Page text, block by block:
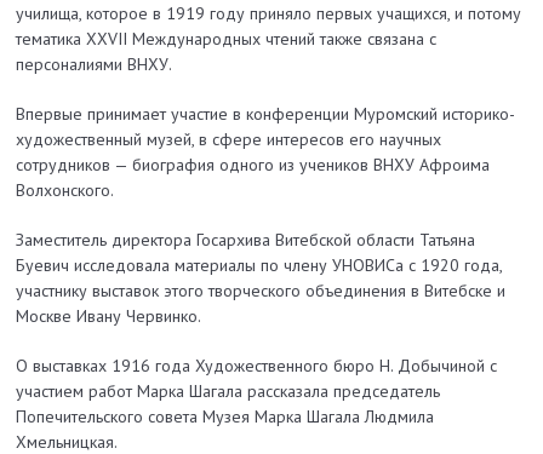
училища, которое в 1919 году приняло первых учащихся, и потому
тематика XXVII Международных чтений также связана с
персоналиями ВНХУ.
Впервые принимает участие в конференции Муромский историко-
художественный музей, в сфере интересов его научных
сотрудников — биография одного из учеников ВНХУ Афроима
Волхонского.
Заместитель директора Госархива Витебской области Татьяна
Буевич исследовала материалы по члену УНОВИСа с 1920 года,
участнику выставок этого творческого объединения в Витебске и
Москве Ивану Червинко.
О выставках 1916 года Художественного бюро Н. Добычиной с
участием работ Марка Шагала рассказала председатель
Попечительского совета Музея Марка Шагала Людмила
Хмельницкая.